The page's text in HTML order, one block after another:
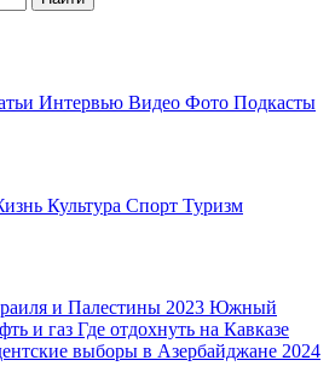
Интервью Видео Фото Подкасты
Культура Спорт Туризм
и Палестины 2023 Южный
и газ Где отдохнуть на Кавказе
выборы в Азербайджане 2024